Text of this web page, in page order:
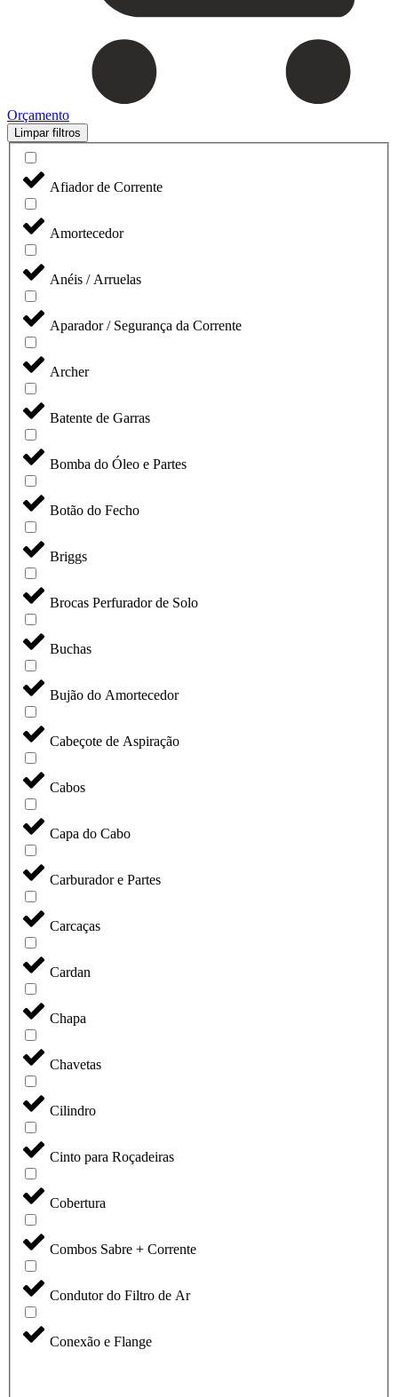
Orçamento
Limpar filtros
Afiador de Corrente
Amortecedor
Anéis / Arruelas
Aparador / Segurança da Corrente
Archer
Batente de Garras
Bomba do Óleo e Partes
Botão do Fecho
Briggs
Brocas Perfurador de Solo
Buchas
Bujão do Amortecedor
Cabeçote de Aspiração
Cabos
Capa do Cabo
Carburador e Partes
Carcaças
Cardan
Chapa
Chavetas
Cilindro
Cinto para Roçadeiras
Cobertura
Combos Sabre + Corrente
Condutor do Filtro de Ar
Conexão e Flange